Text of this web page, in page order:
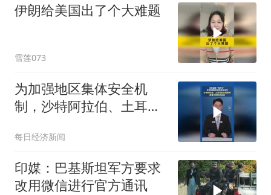
伊朗给美国出了个大难题
雪莲073
为加强地区集体安全机
制，沙特阿拉伯、土耳其
防务协议
每日经济新闻
印媒：巴基斯坦军方要求
改用微信进行官方通讯